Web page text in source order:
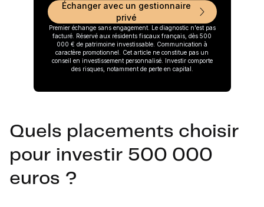
Échanger avec un gestionnaire
privé
Premier échange sans engagement. Le diagnostic n'est pas
facturé. Réservé aux résidents fiscaux français, dès 500
000 € de patrimoine investissable. Communication à
caractère promotionnel. Cet article ne constitue pas un
conseil en investissement personnalisé. Investir comporte
des risques, notamment de perte en capital.
Quels placements choisir
pour investir 500 000
euros ?